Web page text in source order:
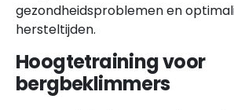
gezondheidsproblemen en
hersteltijden.
Hoogtetraining voor
bergbeklimmers